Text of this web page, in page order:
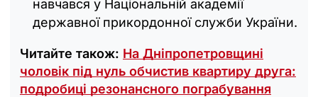
навчався у Національній академії
державної прикордонної служби України.
Читайте також: На Дніпропетровщині
чоловік під нуль обчистив квартиру друга:
подробиці резонансного пограбування